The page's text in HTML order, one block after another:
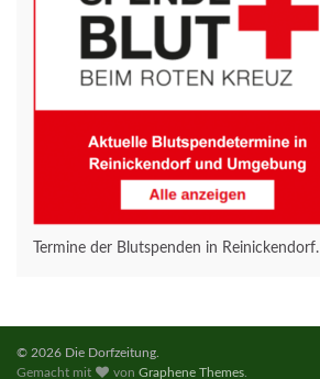
Termine der Blutspenden in Reinickendorf.
© 2026 Die Dorfzeitung.
Gemacht mit
vonGraphene Themes